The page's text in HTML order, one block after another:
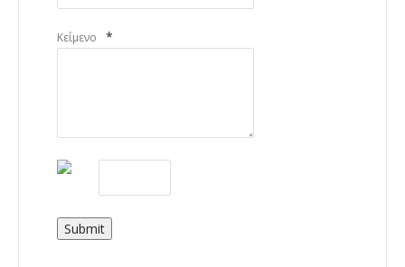
Κείμενο *
Submit